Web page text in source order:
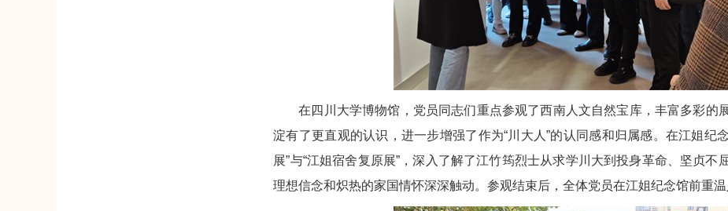
在四川大学博物馆，党员同志们重点参观了西南人文自然宝库，丰富多彩的
淀有了更直观的认识，进一步增强了作为“川大人”的认同感和归属感。在江姐纪
展”与“江姐宿舍复原展”，深入了解了江竹筠烈士从求学川大到投身革命、坚贞
理想信念和炽热的家国情怀深深触动。参观结束后，全体党员在江姐纪念馆前重温